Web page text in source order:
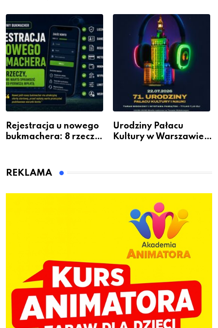
dla siebie
działo 2 sierpnia
Rejestracja u nowego
bukmachera: 8 rzeczy,
Urodziny Pałacu
Kultury w Warszawie –
REKLAMA